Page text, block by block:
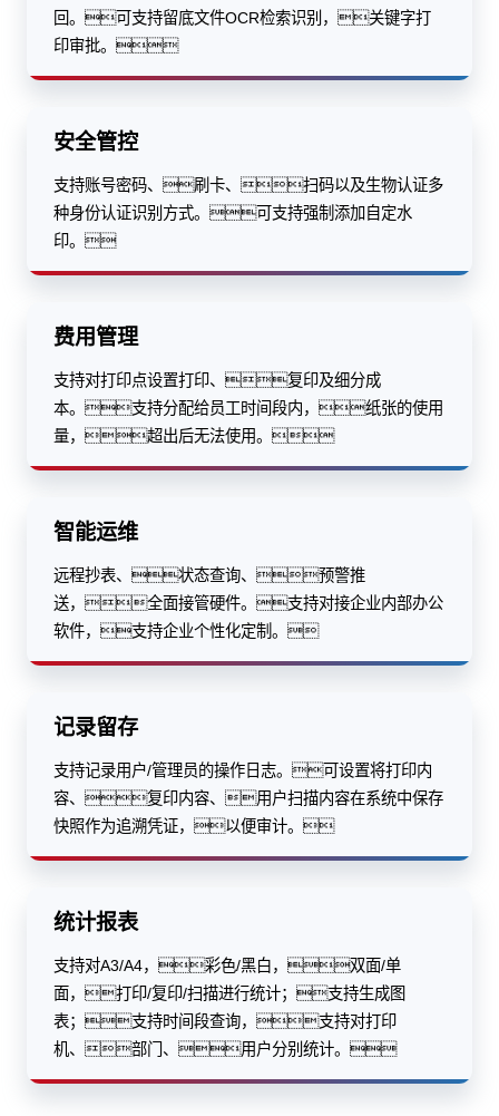
回。可支持留底文件OCR检索识别，关键字打
印审批。
安全管控
支持账号密码、刷卡、扫码以及生物认证多
种身份认证识别方式。可支持强制添加自定水
印。
费用管理
支持对打印点设置打印、复印及细分成
本。支持分配给员工时间段内，纸张的使用
量，超出后无法使用。
智能运维
远程抄表、状态查询、预警推
送，全面接管硬件。支持对接企业内部办公
软件，支持企业个性化定制。
记录留存
支持记录用户/管理员的操作日志。可设置将打印内
容、复印内容、用户扫描内容在系统中保存
快照作为追溯凭证，以便审计。
统计报表
支持对A3/A4，彩色/黑白，双面/单
面，打印/复印/扫描进行统计；支持生成图
表；支持时间段查询，支持对打印
机、部门、用户分别统计。